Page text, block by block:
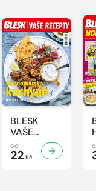
BLESK
VAŠE
RECEPTY -
8/2026
od
22 Kč